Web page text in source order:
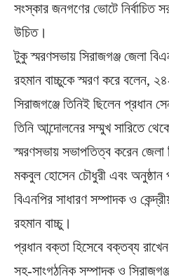
সংস্কার জনগণের ভোটে নির্বাচিত
উচিত।
টুকু স্মরণসভায় সিরাজগঞ্জ জেলা
রহমান বাচ্চুকে স্মরণ করে বলেন,
সিরাজগঞ্জে তিনিই ছিলেন
তিনি আন্দোলনের সম্মুখ সারিতে
স্মরণসভায় সভাপতিত্ব করেন
মকবুল হোসেন চৌধুরী এবং অনুষ্ঠান
বিএনপির সাধারণ সম্পাদক ও
রহমান বাচ্চু।
প্রধান বক্তা হিসেবে বক্তব্য
সহ-সাংগঠনিক সম্পাদক ও